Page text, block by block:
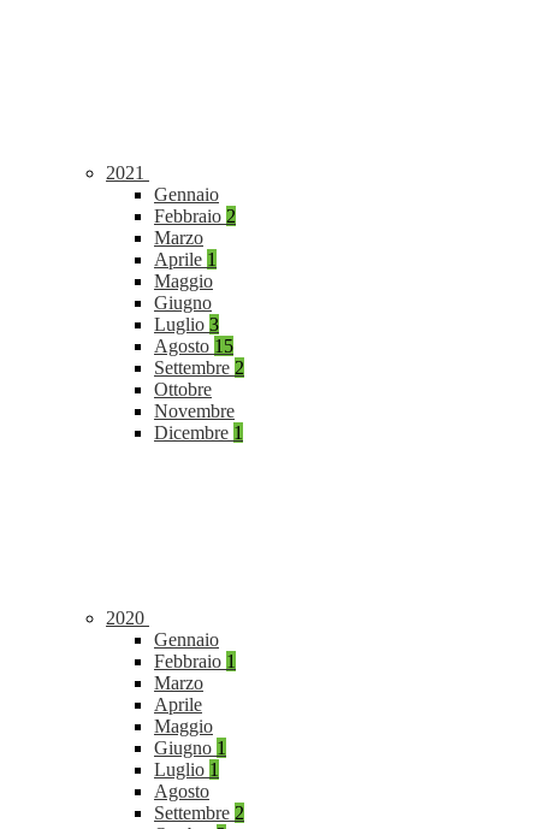
2021
Gennaio
Febbraio 2
Marzo
Aprile 1
Maggio
Giugno
Luglio 3
Agosto 15
Settembre 2
Ottobre
Novembre
Dicembre 1
2020
Gennaio
Febbraio 1
Marzo
Aprile
Maggio
Giugno 1
Luglio 1
Agosto
Settembre 2